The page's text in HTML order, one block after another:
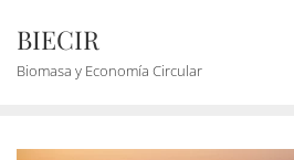
BIECIR
Biomasa y Economía Circular